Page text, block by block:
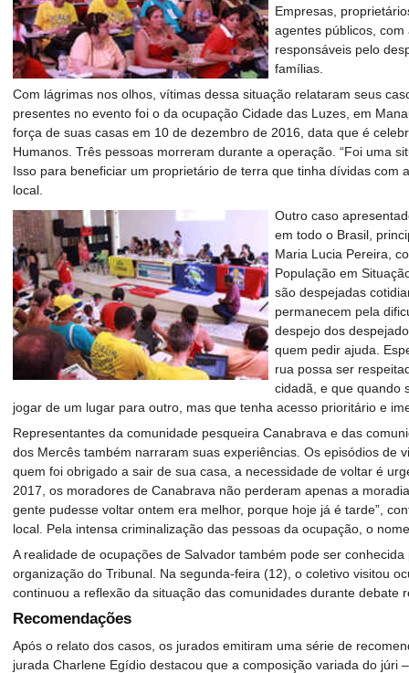
Empresas,
agentes públicos,
responsáveis pelo
famílias.
Com lágrimas nos olhos, vítimas dessa situação relataram seus
presentes no evento foi o da ocupação Cidade das Luzes, em
força de suas casas em 10 de dezembro de 2016, data que é
Humanos. Três pessoas morreram durante a operação. “Foi uma
Isso para beneficiar um proprietário de terra que tinha dívidas com
local.
Outro caso
em todo o Brasil,
Maria Lucia Pereira,
População em
são despejadas
permanecem pela
despejo dos
quem pedir ajuda.
rua possa ser
cidadã, e que quando
jogar de um lugar para outro, mas que tenha acesso prioritário e
Representantes da comunidade pesqueira Canabrava e das
dos Mercês também narraram suas experiências. Os episódios de
quem foi obrigado a sair de sua casa, a necessidade de voltar é
2017, os moradores de Canabrava não perderam apenas a
gente pudesse voltar ontem era melhor, porque hoje já é tarde”,
local. Pela intensa criminalização das pessoas da ocupação, o
A realidade de ocupações de Salvador também pode ser
organização do Tribunal. Na segunda-feira (12), o coletivo visitou
continuou a reflexão da situação das comunidades durante debate
Recomendações
Após o relato dos casos, os jurados emitiram uma série de
jurada Charlene Egídio destacou que a composição variada do júri